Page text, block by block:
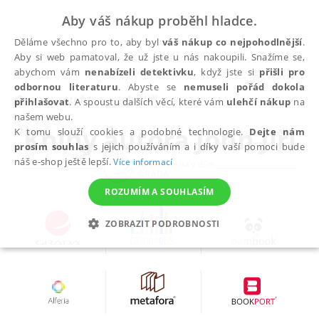
autoři John Jiří
Knihy autoraJohn Jiří
Aby váš nákup proběhl hladce.
Děláme všechno pro to, aby bylváš nákup co nejpohodlnější.
Aby si web pamatoval, že už jste u nás nakoupili. Snažíme se,
abychom vám nenabízeli detektivku, když jste si přišli pro
odbornou literaturu. Abyste se nemuseli pořád dokola
přihlašovat. A spoustu dalších věcí, které vám ulehčí nákup na
našem webu.
K tomu slouží cookies a podobné technologie. Dejte nám
prosím souhlas s jejich používáním a i díky vaší pomoci bude
náš e-shop ještě lepší.Více informací
ROZUMÍM A SOUHLASÍM
ZOBRAZIT PODROBNOSTI
NEZBYTNÉ ANALYTICKÉ MARKETINGOVÉ
FUNKČNÍ NEZAŘAZENÉ SOUBORY